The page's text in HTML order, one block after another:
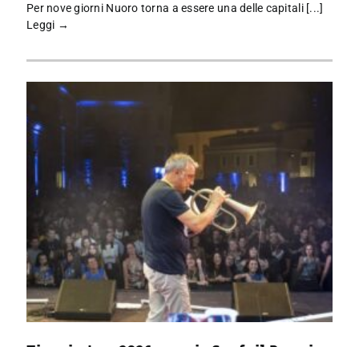
Per nove giorni Nuoro torna a essere una delle capitali [...]
Leggi →